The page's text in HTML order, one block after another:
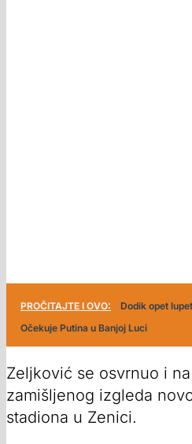
PROČITAJTE I OVO:
Dodik opet
Očekuje Putina u Banjoj Luci
Zeljković se osvrnuo i
zamišljenog izgleda
stadiona u Zenici.